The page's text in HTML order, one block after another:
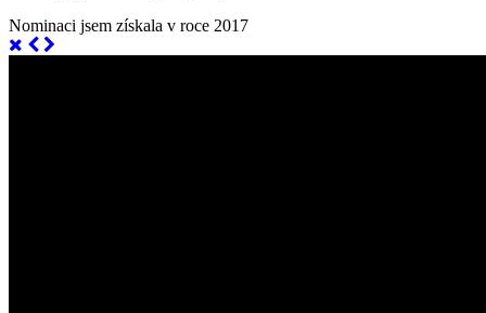
Nominaci jsem získala v roce 2017